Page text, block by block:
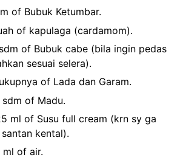
of Bubuk Ketumbar.
of kapulaga (cardamom).
of Bubuk cabe (bila ingin pedas
sesuai selera).
of Lada dan Garam.
sdm of Madu.
ml of Susu full cream (krn sy ga
kental).
ml of air.